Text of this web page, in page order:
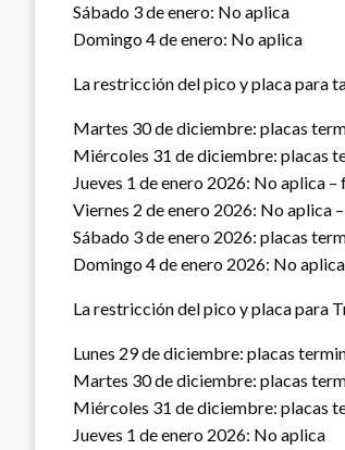
Sábado 3 de enero: No aplica
Domingo 4 de enero: No aplica
La restricción del pico y placa para
Martes 30 de diciembre: placas
Miércoles 31 de diciembre: placas
Jueves 1 de enero 2026: No aplica
Viernes 2 de enero 2026: No aplica
Sábado 3 de enero 2026: placas
Domingo 4 de enero 2026: No aplica
La restricción del pico y placa para
Lunes 29 de diciembre: placas
Martes 30 de diciembre: placas
Miércoles 31 de diciembre: placas
Jueves 1 de enero 2026: No aplica